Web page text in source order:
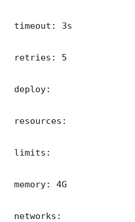
timeout: 3s
retries: 5
deploy:
resources:
limits:
memory: 4G
networks: